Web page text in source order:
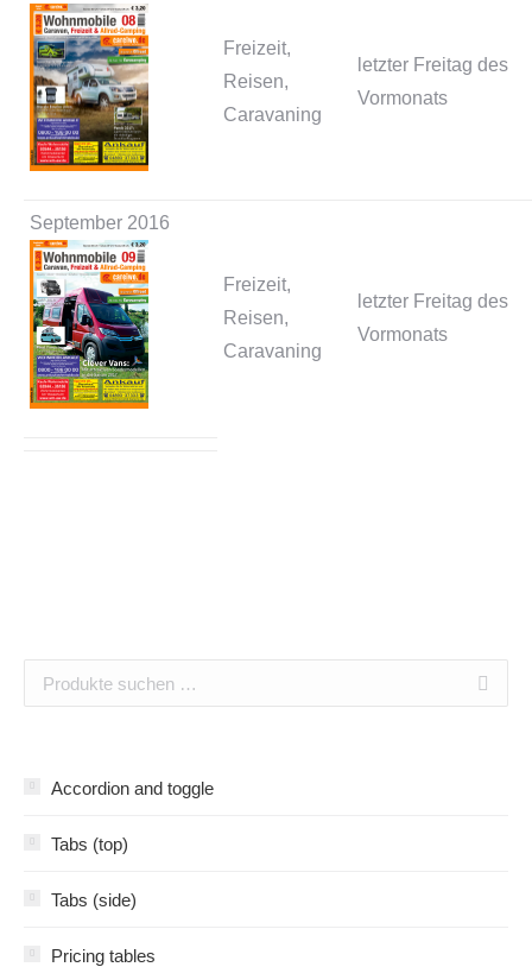
Freizeit,
Reisen,
Caravaning
letzter Freitag des
Vormonats
September 2016
Freizeit,
Reisen,
Caravaning
letzter Freitag des
Vormonats
Accordion and toggle
Tabs (top)
Tabs (side)
Pricing tables